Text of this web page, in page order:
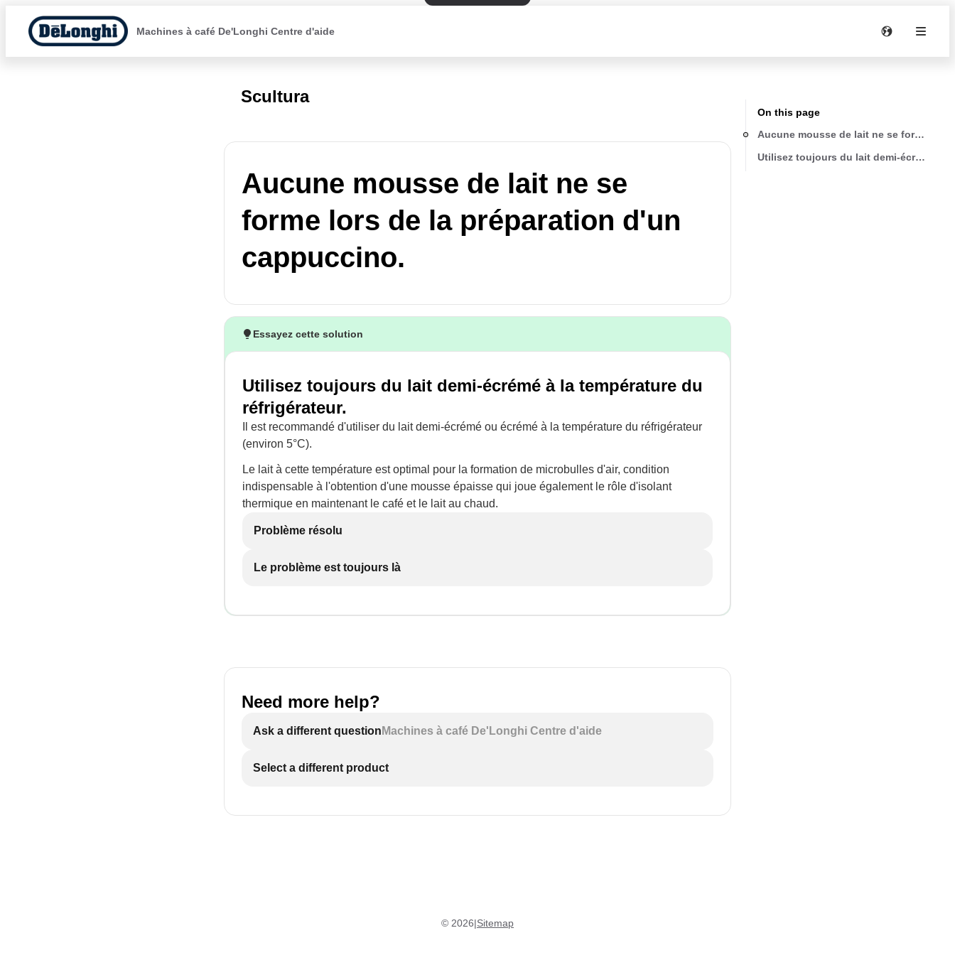
Machines à café De'Longhi Centre d'aide
Scultura
Aucune mousse de lait ne se
forme lors de la préparation d'un
cappuccino.
Essayez cette solution
Utilisez toujours du lait demi-écrémé à la température du
réfrigérateur.
Il est recommandé d'utiliser du lait demi-écrémé ou écrémé à la température du réfrigérateur
(environ 5°C).
Le lait à cette température est optimal pour la formation de microbulles d'air, condition
indispensable à l'obtention d'une mousse épaisse qui joue également le rôle d'isolant
thermique en maintenant le café et le lait au chaud.
Problème résolu
Le problème est toujours là
Need more help?
Ask a different question Machines à café De'Longhi Centre d'aide
Select a different product
On this page
Aucune mousse de lait ne se forme
Utilisez toujours du lait demi-écrémé à
© 2026|Sitemap